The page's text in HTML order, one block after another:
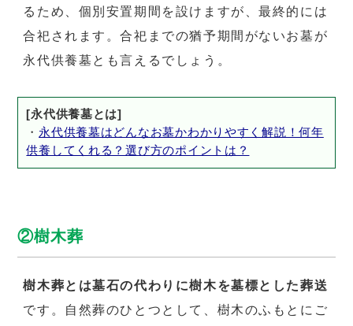
るため、個別安置期間を設けますが、最終的には
合祀されます。合祀までの猶予期間がないお墓が
永代供養墓とも言えるでしょう。
[永代供養墓とは]
・ 永代供養墓はどんなお墓かわかりやすく解説！何年
供養してくれる？選び方のポイントは？
②樹木葬
樹木葬とは墓石の代わりに樹木を墓標とした葬送
です。自然葬のひとつとして、樹木のふもとにご